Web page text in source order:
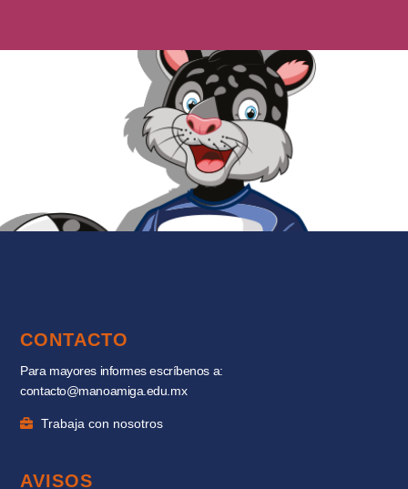
CONTACTO
Para mayores informes escríbenos a:
contacto@manoamiga.edu.mx
Trabaja con nosotros
AVISOS